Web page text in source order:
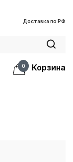
Доставка по РФ
0 Корзина